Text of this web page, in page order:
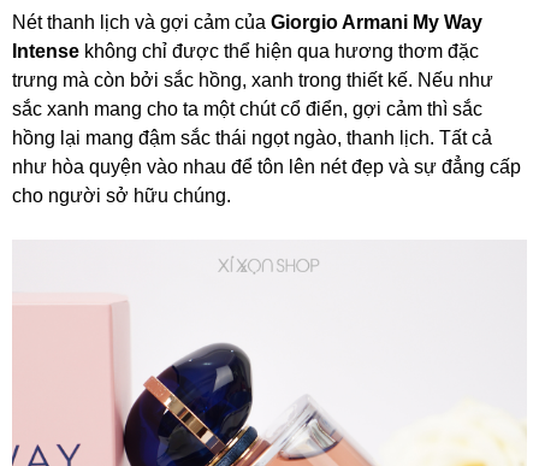
Nét thanh lịch và gợi cảm của Giorgio Armani My Way
Intense không chỉ được thể hiện qua hương thơm đặc
trưng mà còn bởi sắc hồng, xanh trong thiết kế. Nếu như
sắc xanh mang cho ta một chút cổ điển, gợi cảm thì sắc
hồng lại mang đậm sắc thái ngọt ngào, thanh lịch. Tất cả
như hòa quyện vào nhau để tôn lên nét đẹp và sự đẳng cấp
cho người sở hữu chúng.